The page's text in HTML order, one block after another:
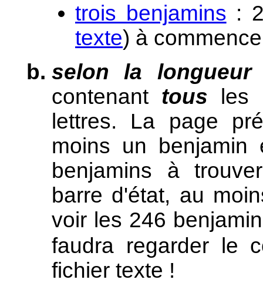
trois benjamins :
texte) à
selon la
contenant tous les
lettres. La page
moins un
benjamins à
barre d'état, au
voir les 246
faudra regarder le
fichier texte !